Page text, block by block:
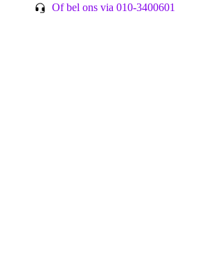
Of bel ons via 010-3400601